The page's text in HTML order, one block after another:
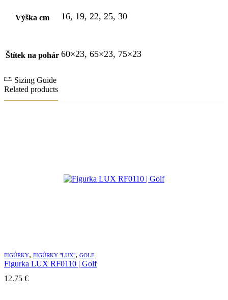
Výška cm 16, 19, 22, 25, 30
Štítek na pohár 60×23, 65×23, 75×23
Sizing Guide
Related products
FIGÚRKY, FIGÚRKY "LUX", GOLF
Figurka LUX RF0110 | Golf
12.75 €